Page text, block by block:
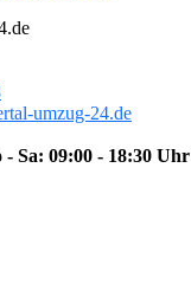
umzug-24.de
- Sa: 09:00 - 18:30 Uhr